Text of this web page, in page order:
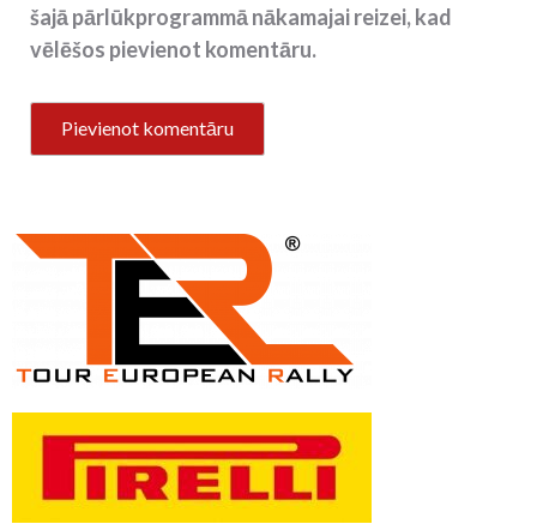
šajā pārlūkprogrammā nākamajai reizei, kad
vēlēšos pievienot komentāru.